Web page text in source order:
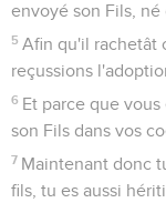
envoyé son Fils, né
5 Afin qu'il rachetât
reçussions
6 Et parce que
son Fils dans vos
7 Maintenant donc
fils, tu es aussi